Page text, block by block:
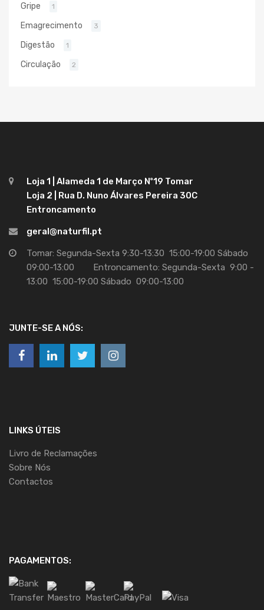
Gripe 1
Emagrecimento 3
Digestão 1
Circulação 2
Loja 1 | Alameda 1 de Março Nº19 Tomar
Loja 2 | Rua D. Nuno Álvares Pereira 30C
Entroncamento
geral@naturfil.pt
Tomar: Segunda-Sexta 9:30-13:30 15:00-19:00 Sábado
09:00-13:00 Entroncamento: Segunda-Sexta 9:00 -
13:00 15:00-19:00 Sábado 09:00-13:00
JUNTE-SE A NÓS:
LINKS ÚTEIS
Livro de Reclamações
Sobre Nós
Contactos
PAGAMENTOS: